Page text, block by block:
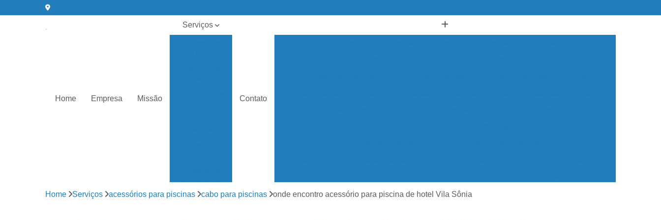
Home Empresa Missão
Serviços
Contato
Aquecedor Solar Piscina
Aquecedor de água para Piscina
Home Serviços acessórios para piscinas cabo para piscinas onde encontro acessório para piscina de hotel Vila Sônia